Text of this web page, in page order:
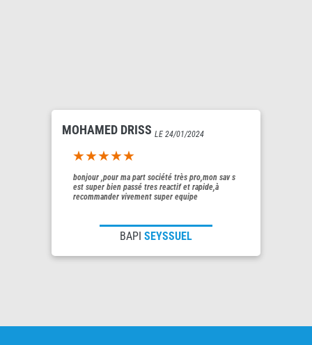
MOHAMED DRISS LE 24/01/2024
5out of 5
bonjour ,pour ma part société très pro,mon sav s
est super bien passé tres reactif et rapide,à
recommander vivement super equipe
BAPI SEYSSUEL